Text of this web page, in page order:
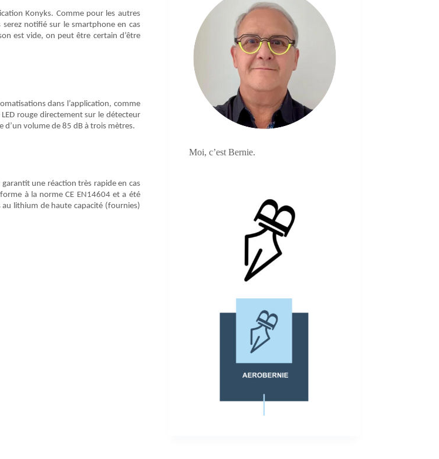
Konyks. Comme pour les autres
notifié sur le smartphone en cas
est vide, on peut être certain d’être
dans l’application, comme
rouge directement sur le détecteur
d’un volume de 85 dB à trois mètres.
une réaction très rapide en cas
à la norme CE EN14604 et a été
lithium de haute capacité (fournies)
Moi, c’est Bernie.